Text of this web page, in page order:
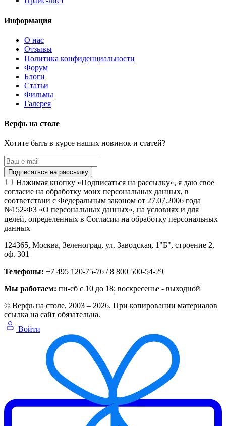
Информация
О нас
Отзывы
Политика конфиденциальности
Форум
Блоги
Статьи
Фильмы
Галерея
Верфь на столе
Хотите быть в курсе наших новинок и статей?
Нажимая кнопку «Подписаться на рассылку», я даю свое
согласие на обработку моих персональных данных, в
соответствии с Федеральным законом от 27.07.2006 года
№152-ФЗ «О персональных данных», на условиях и для
целей, определенных в Согласии на обработку персональных
данных
124365, Москва, Зеленоград, ул. Заводская, 1"Б", строение 2,
оф. 301
Телефоны: +7 495 120-75-76 / 8 800 500-54-29
Мы работаем: пн-сб с 10 до 18; воскресенье - выходной
© Верфь на столе, 2003 – 2026. При копировании материалов
ссылка на сайт обязательна.
Войти